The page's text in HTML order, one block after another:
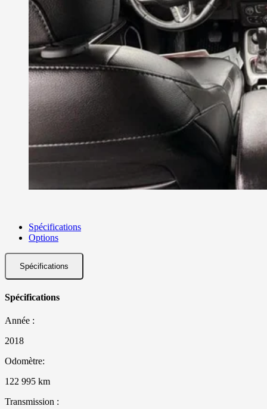
Spécifications
Options
Spécifications
Spécifications
Année :
2018
Odomètre:
122 995 km
Transmission :